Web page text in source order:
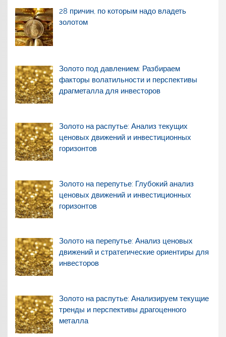
28 причин, по которым надо владеть
золотом
Золото под давлением: Разбираем
факторы волатильности и перспективы
драгметалла для инвесторов
Золото на распутье: Анализ текущих
ценовых движений и инвестиционных
горизонтов
Золото на перепутье: Глубокий анализ
ценовых движений и инвестиционных
горизонтов
Золото на перепутье: Анализ ценовых
движений и стратегические ориентиры для
инвесторов
Золото на распутье: Анализируем текущие
тренды и перспективы драгоценного
металла